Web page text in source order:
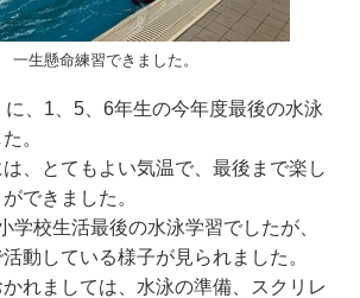
一生懸命練習できました。
、1、5、6年生の今年度最後の水泳
。
、とてもよい気温で、最後まで楽し
できました。
学校生活最後の水泳学習でしたが、
動している様子が見られました。
れましては、水泳の準備、スクリレ